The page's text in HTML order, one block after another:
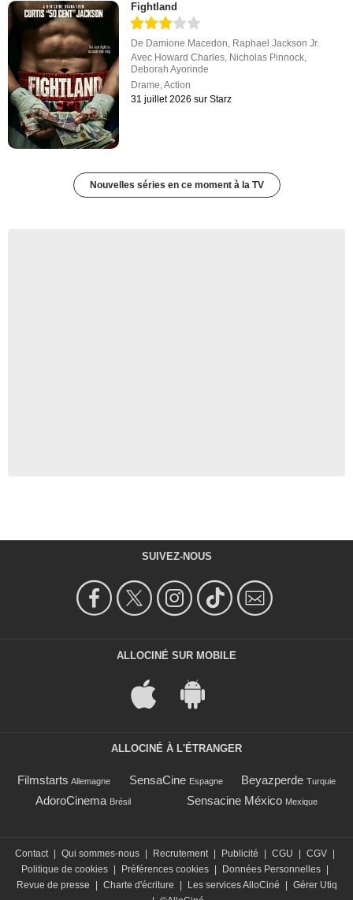
Fightland
De Damione Macedon, Raphael Jackson Jr.
Avec Howard Charles, Nicholas Pinnock,
Deborah Ayorinde
Drame,Action
31 juillet 2026 sur Starz
Nouvelles séries en ce moment à la TV
SUIVEZ-NOUS
ALLOCINÉ SUR MOBILE
ALLOCINÉ À L'ÉTRANGER
Filmstarts Allemagne SensaCine Espagne Beyazperde Turquie
AdoroCinema Brésil Sensacine México Mexique
Contact Qui sommes-nous Recrutement Publicité CGU CGV
Politique de cookies
Préférences cookies Données Personnelles
Revue de presse
Charte d'écriture Les services AlloCiné
Gérer Utiq